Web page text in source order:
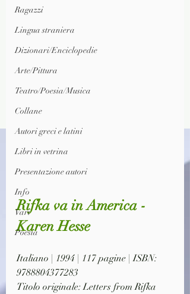
Ragazzi
Lingua straniera
Dizionari/Enciclopedie
Arte/Pittura
Teatro/Poesia/Musica
Collane
Autori greci e latini
Libri in vetrina
Presentazione autori
Info
Vari
Poesia
Rifka va in America -
Karen Hesse
Italiano | 1994 | 117 pagine | ISBN:
9788804377283
Titolo originale: Letters from Rifka